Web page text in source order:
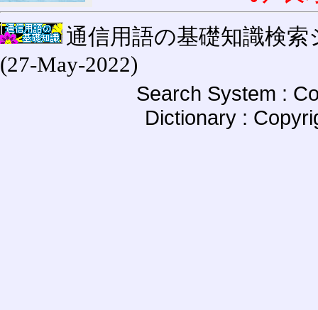
通信用語の基礎知識検索
(27-May-2022)
Search System :
Dictionary :